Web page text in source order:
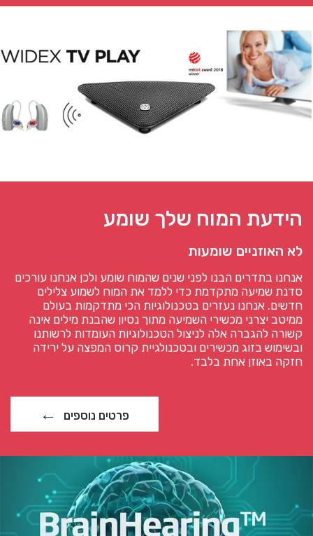
הידעת המוח שלך שומע
לא האוזניים שומעות
אנחנו בתדרים הבנו לפני שנים שהמוח שומע ולכן אנחנו עורכים
סדנת שמיעה מתקדמת כדי ללמד את המוח לשמוע צלילים
חדשים. אנחנו נעזרים בטכנולוגיות הכי מתדקמות בעולם
ממיטב יצרני מכשירי השמיעה מתוך נסיון שהבנת מילים אינה
קשורה להגברה אלה לניצול הטכנולוגיות העומדות לרשותנו
ובשימוש בזוג מכשירים ובטכנולגיית קרוס המפצה על ירידה
חזקה באוזן אחת בלבד.
פרטים נוספים